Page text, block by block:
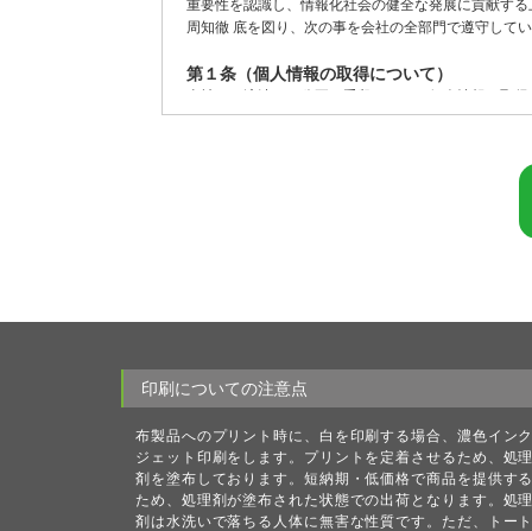
印刷についての注意点
布製品へのプリント時に、白を印刷する場合、濃色インク
ジェット印刷をします。プリントを定着させるため、処理
剤を塗布しております。短納期・低価格で商品を提供する
ため、処理剤が塗布された状態での出荷となります。処理
剤は水洗いで落ちる人体に無害な性質です。ただ、トート